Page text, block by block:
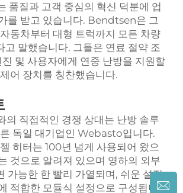
품질과 고객 중심의 혁신 덕분에 업
를 받고 있습니다. Bendtsen은 그
동차부터 대형 트럭까지 모든 차량
고 말했습니다. 그들은 연료 절약 조
및 사용자에게 연중 난방을 지원할
어 장치를 칭찬했습니다.
직접적인 경쟁 상대는 난방 솔루
독일 대기업인 Webasto입니다.
히터는 100년 넘게 사용되어 왔으
것으로 알려져 있으며 영하의 외부
가능한 한 빨리 가열되며, 쉬운 설정
적합한 모듈식 설정으로 구성됩니